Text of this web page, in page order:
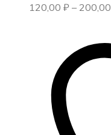
120,00 ₽ – 200,00